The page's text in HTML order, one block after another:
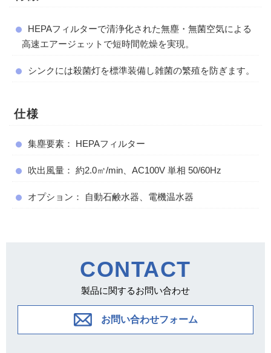
HEPAフィルターで清浄化された無塵・無菌空気による
高速エアージェットで短時間乾燥を実現。
シンクには殺菌灯を標準装備し雑菌の繁殖を防ぎます。
仕様
集塵要素： HEPAフィルター
吹出風量： 約2.0㎥/min、AC100V 単相 50/60Hz
オプション： 自動石鹸水器、電機温水器
CONTACT
製品に関するお問い合わせ
お問い合わせフォーム